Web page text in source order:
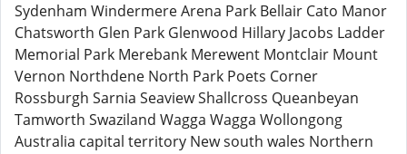
Sydenham Windermere Arena Park Bellair Cato Manor
Chatsworth Glen Park Glenwood Hillary Jacobs Ladder
Memorial Park Merebank Merewent Montclair Mount
Vernon Northdene North Park Poets Corner
Rossburgh Sarnia Seaview Shallcross Queanbeyan
Tamworth Swaziland Wagga Wagga Wollongong
Australia capital territory New south wales Northern